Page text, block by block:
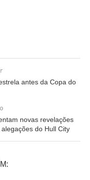
antes da Copa do
novas revelações
do Hull City